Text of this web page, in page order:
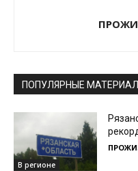
ПОПУЛЯРНЫЕ
В регионе